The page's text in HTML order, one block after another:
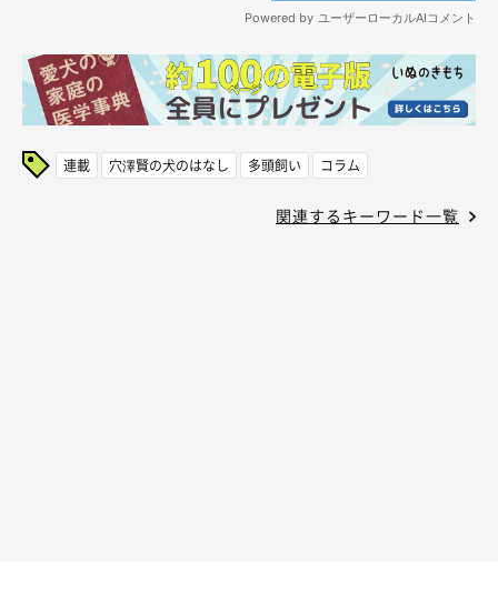
連載 穴澤賢の犬のはなし 多頭飼い コラム
関連するキーワード一覧